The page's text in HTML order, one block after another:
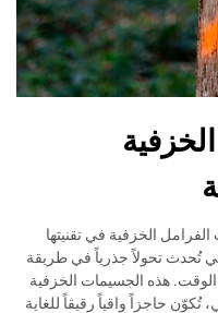
الخزفية في تقنيتها
تُحدث تحولاً جذرياً في طريقة
هذه الجسيمات الخزفية
حاجزاً واقياً رقيقاً للغاية